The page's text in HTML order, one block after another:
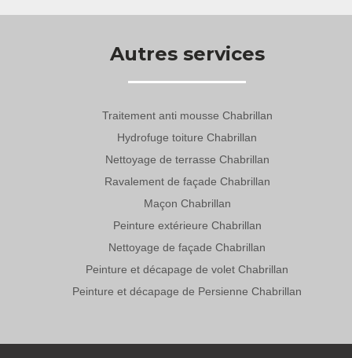
Autres services
Traitement anti mousse Chabrillan
Hydrofuge toiture Chabrillan
Nettoyage de terrasse Chabrillan
Ravalement de façade Chabrillan
Maçon Chabrillan
Peinture extérieure Chabrillan
Nettoyage de façade Chabrillan
Peinture et décapage de volet Chabrillan
Peinture et décapage de Persienne Chabrillan